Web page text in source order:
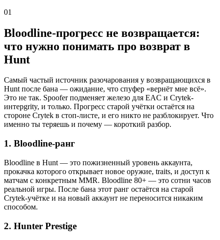
01
Bloodline-прогресс не возвращается:
что нужно понимать про возврат в
Hunt
Самый частый источник разочарования у возвращающихся в
Hunt после бана — ожидание, что спуфер «вернёт мне всё».
Это не так. Spoofer подменяет железо для EAC и Crytek-
интерgrity, и только. Прогресс старой учётки остаётся на
стороне Crytek в стоп-листе, и его никто не разблокирует. Что
именно ты теряешь и почему — короткий разбор.
1. Bloodline-ранг
Bloodline в Hunt — это пожизненный уровень аккаунта,
прокачка которого открывает новое оружие, traits, и доступ к
матчам с конкретным MMR. Bloodline 80+ — это сотни часов
реальной игры. После бана этот ранг остаётся на старой
Crytek-учётке и на новый аккаунт не переносится никаким
способом.
2. Hunter Prestige